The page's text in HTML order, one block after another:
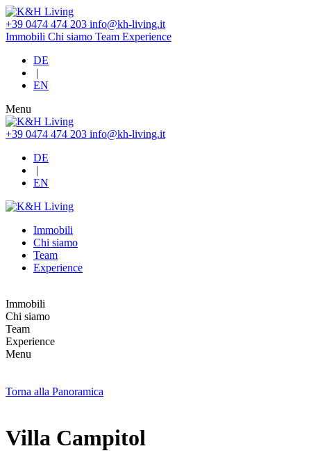
+39 0474 474 203 info@kh-living.it
Immobili Chi siamo Team Experience
DE
|
EN
Menu
+39 0474 474 203 info@kh-living.it
DE
|
EN
Immobili
Chi siamo
Team
Experience
Immobili
Chi siamo
Team
Experience
Menu
Torna alla Panoramica
Villa Campitol